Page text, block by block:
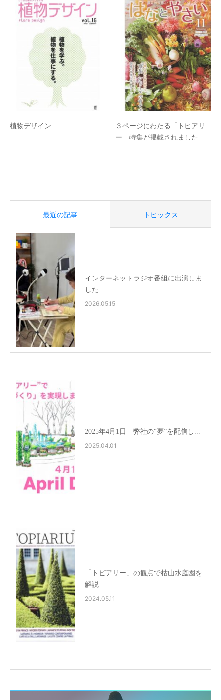
植物デザイン
３ページにわたる「トピアリ
ー」特集が掲載されました
最近の記事 トピックス
インターネットラジオ番組に出演しま
した
2026.05.15
2025年4月1日 弊社の“夢”を配信し...
2025.04.01
「トピアリー」の観点で枯山水庭園を
解説
2024.05.11